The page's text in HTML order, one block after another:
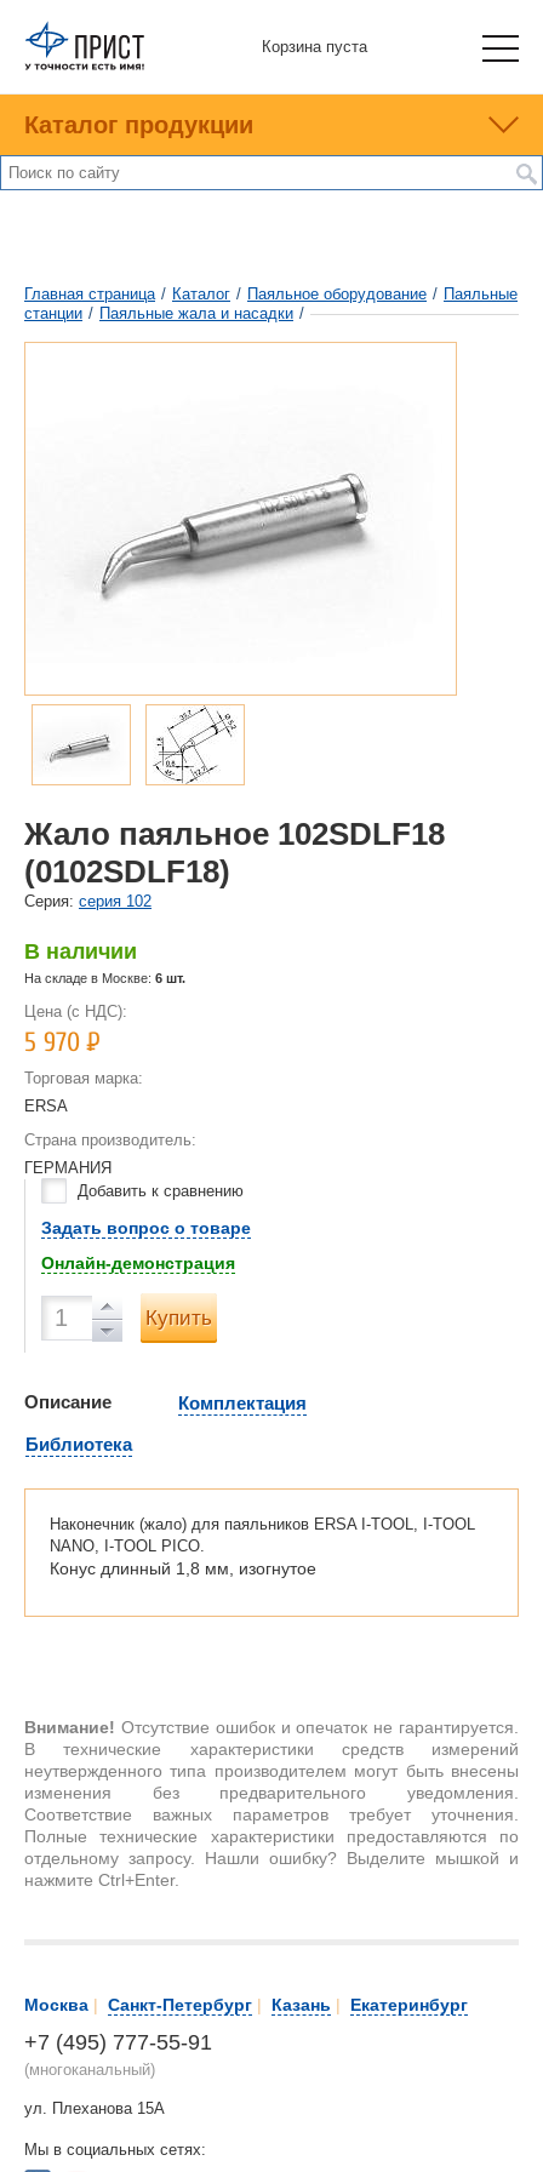
Корзина пуста
Каталог продукции
Главная страница / Каталог / Паяльное оборудование / Паяльные
станции / Паяльные жала и насадки /
Жало паяльное 102SDLF18
(0102SDLF18)
Cерия: серия 102
В наличии
На складе в Москве: 6 шт.
Цена (с НДС):
5 970Р
Торговая марка:
ERSA
Страна производитель:
ГЕРМАНИЯ
Добавить к сравнению
Задать вопрос о товаре
Онлайн-демонстрация
Купить
Описание
Комплектация
Библиотека
Наконечник (жало) для паяльников ERSA I-TOOL, I-TOOL
NANO, I-TOOL PICO.
Конус длинный 1,8 мм, изогнутое
Внимание! Отсутствие ошибок и опечаток не гарантируется.
В технические характеристики средств измерений
неутвержденного типа производителем могут быть внесены
изменения без предварительного уведомления.
Соответствие важных параметров требует уточнения.
Полные технические характеристики предоставляются по
отдельному запросу. Нашли ошибку? Выделите мышкой и
нажмите Ctrl+Enter.
Москва | Санкт-Петербург | Казань | Екатеринбург
+7 (495) 777-55-91
(многоканальный)
ул. Плеханова 15А
Мы в социальных сетях: